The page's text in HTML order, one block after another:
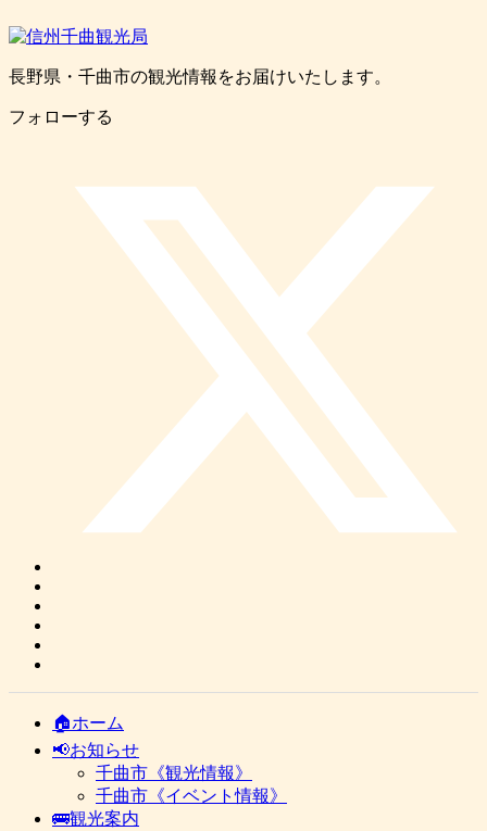
長野県・千曲市の観光情報をお届けいたします。
フォローする
🏠ホーム
📢お知らせ
千曲市《観光情報》
千曲市《イベント情報》
🚌観光案内